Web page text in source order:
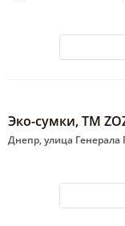
Эко-сумки, ТМ
Днепр, улица Генерала